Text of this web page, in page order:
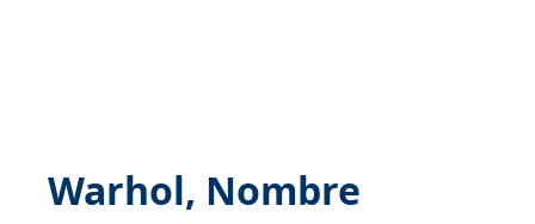
Warhol, Nombre